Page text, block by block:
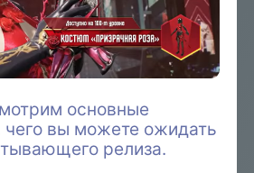
основные
чего вы можете ожидать
релиза.